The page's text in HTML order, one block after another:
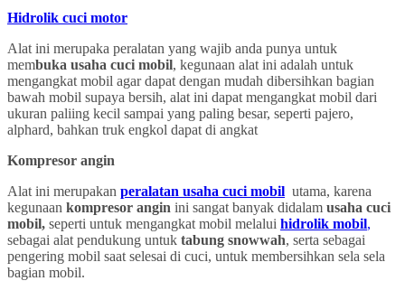
Hidrolik cuci motor
Alat ini merupaka peralatan yang wajib anda punya untuk
membuka usaha cuci mobil, kegunaan alat ini adalah untuk
mengangkat mobil agar dapat dengan mudah dibersihkan bagian
bawah mobil supaya bersih, alat ini dapat mengangkat mobil dari
ukuran paliing kecil sampai yang paling besar, seperti pajero,
alphard, bahkan truk engkol dapat di angkat
Kompresor angin
Alat ini merupakan peralatan usaha cuci mobil utama, karena
kegunaan kompresor angin ini sangat banyak didalam usaha cuci
mobil, seperti untuk mengangkat mobil melalui hidrolik mobil,
sebagai alat pendukung untuk tabung snowwah, serta sebagai
pengering mobil saat selesai di cuci, untuk membersihkan sela sela
bagian mobil.